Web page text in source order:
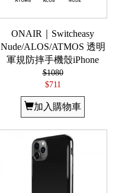
ONAIR｜Switcheasy
Nude/ALOS/ATMOS 透明
軍規防摔手機殼iPhone
$1080
$711
加入購物車